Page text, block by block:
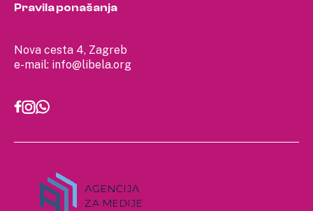
Nova cesta 4, Zagreb
e-mail: info@libela.org
Pravila ponašanja